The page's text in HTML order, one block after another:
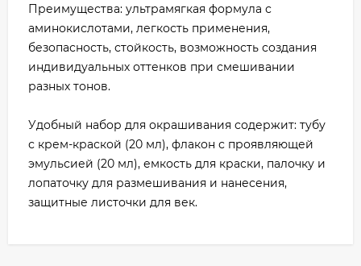
Преимущества: ультрамягкая формула с
аминокислотами, легкость применения,
безопасность, стойкость, возможность создания
индивидуальных оттенков при смешивании
разных тонов.
Удобный набор для окрашивания содержит: тубу
с крем-краской (20 мл), флакон с проявляющей
эмульсией (20 мл), емкость для краски, палочку и
лопаточку для размешивания и нанесения,
защитные листочки для век.